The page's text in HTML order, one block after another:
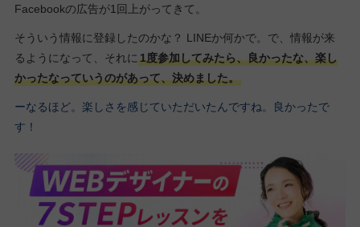
Facebookの広告が1回上がってきて。
そういう情報に登録したのかな？ LINEか何かで。で、情報が来
るようになって、それに 1度参加してみたら、良かったな、楽し
かったなっていうのがあって、決めました。
ーなるほど。楽しさを感じていただいたんですね。良かったで
す！